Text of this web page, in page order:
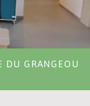
DU GRANGEOU